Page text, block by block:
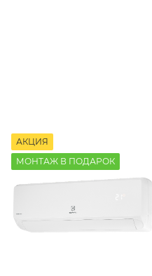
АКЦИЯ
МОНТАЖ В ПОДАРОК